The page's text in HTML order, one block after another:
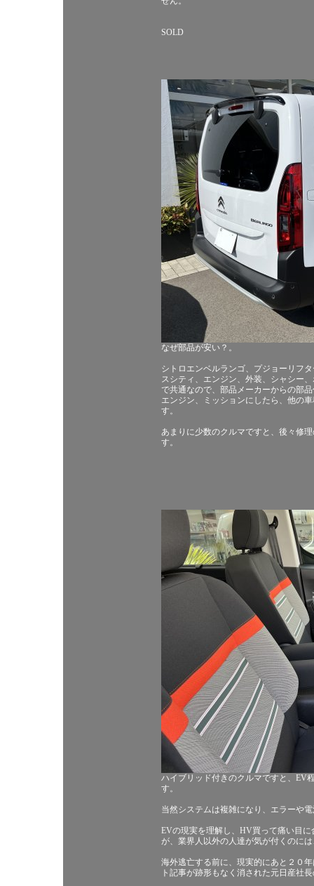
SOLD
なぜ部品が安い？。
シトロエンベルランゴ、プジョーリフ
スシティ、エンジン、外装、シャシー
で共通なので、部品メーカーからの部
エンジン、ミッションにしたら、他の
す。
あまりに少数のクルマですと、後々修
す。
ハイブリッド付きのクルマですと、EV
す。
当然システムは複雑になり、エラーや
EVの現実を理解し、HV買って痛い目
が、業界人以外の人達が気が付くのに
海外逃亡する前に、現実的にあと２０
ト記事が跡形もなく消された元日産社